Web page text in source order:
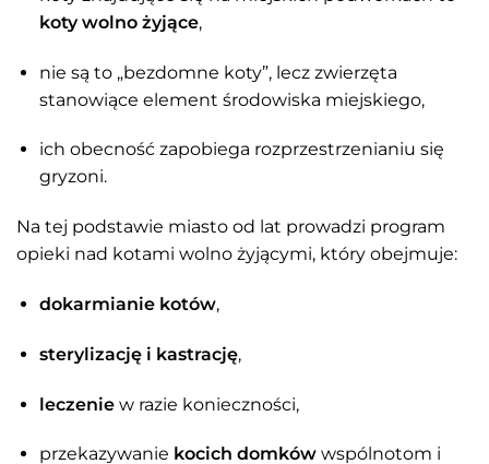
koty wolno żyjące,
nie są to „bezdomne koty”, lecz zwierzęta
stanowiące element środowiska miejskiego,
ich obecność zapobiega rozprzestrzenianiu się
gryzoni.
Na tej podstawie miasto od lat prowadzi program
opieki nad kotami wolno żyjącymi, który obejmuje:
dokarmianie kotów,
sterylizację i kastrację,
leczeniew razie konieczności,
przekazywanie kocich domkówwspólnotom i